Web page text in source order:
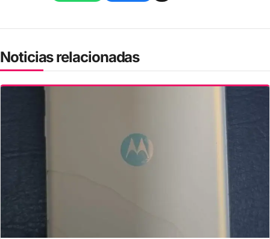
Noticias relacionadas